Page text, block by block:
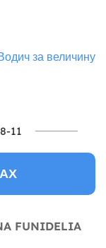
за величину
11
FUNIDELIA